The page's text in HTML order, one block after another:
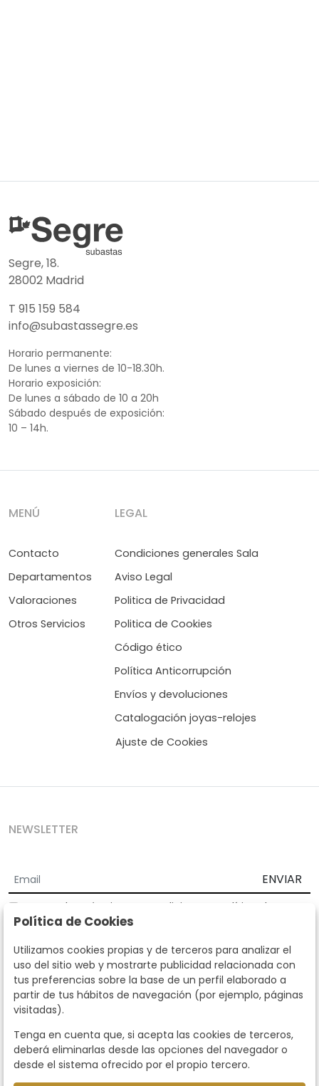
Segre, 18.
28002 Madrid
T 915 159 584
info@subastassegre.es
Horario permanente:
De lunes a viernes de 10-18.30h.
Horario exposición:
De lunes a sábado de 10 a 20h
Sábado después de exposición:
10 – 14h.
MENÚ
Contacto
Departamentos
Valoraciones
Otros Servicios
LEGAL
Condiciones generales Sala
Aviso Legal
Politica de Privacidad
Politica de Cookies
Código ético
Política Anticorrupción
Envíos y devoluciones
Catalogación joyas-relojes
Ajuste de Cookies
NEWSLETTER
ENVIAR
Acepto los Términos y Condiciones
Política de
privacidad
Según la LOPD y disposiciones de desarrollo, informamos que sus
datos personales serán tratados por parte de Subastas Segre con la
finalidad de gestionar la relación comercial. Puede ejercitar los
derechos de acceso, rectificación, cancelación, oposición y demás
derechos en los términos establecidos en la normativa vigente
dirigiéndote a nosotros. Asimismo, nos puede solicitar el envío de
llamando al teléfono 915159584 o enviando un e-mail a
info@subastassegre.es
Este sitio está protegido por reCAPTCHA y se aplican la
Términos de servicio de Google.
Política de Cookies
Utilizamos cookies propias y de terceros para analizar el
uso del sitio web y mostrarte publicidad relacionada con
tus preferencias sobre la base de un perfil elaborado a
partir de tus hábitos de navegación (por ejemplo, páginas
visitadas).
Tenga en cuenta que, si acepta las cookies de terceros,
deberá eliminarlas desde las opciones del navegador o
desde el sistema ofrecido por el propio tercero.